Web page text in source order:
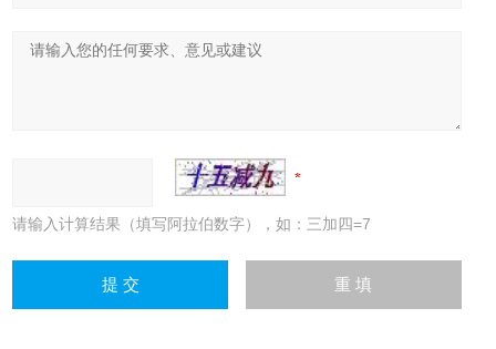
请输入计算结果（填写阿拉伯数字），如：三加四=7